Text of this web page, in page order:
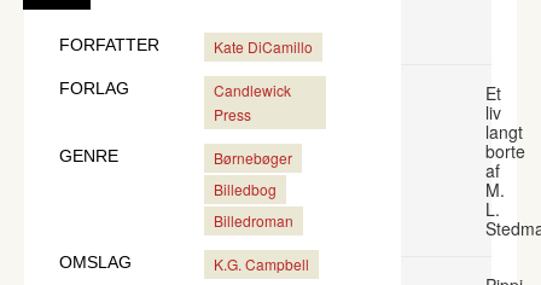
FORFATTER Kate DiCamillo
FORLAG
Candlewick
Press
GENRE
Børnebøger
Billedbog
Billedroman
OMSLAG K.G. Campbell
Et
liv
langt
borte
af
M.
L.